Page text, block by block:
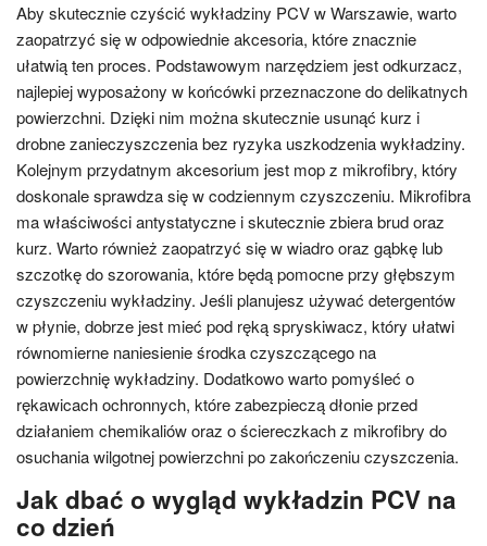
Aby skutecznie czyścić wykładziny PCV w Warszawie, warto
zaopatrzyć się w odpowiednie akcesoria, które znacznie
ułatwią ten proces. Podstawowym narzędziem jest odkurzacz,
najlepiej wyposażony w końcówki przeznaczone do delikatnych
powierzchni. Dzięki nim można skutecznie usunąć kurz i
drobne zanieczyszczenia bez ryzyka uszkodzenia wykładziny.
Kolejnym przydatnym akcesorium jest mop z mikrofibry, który
doskonale sprawdza się w codziennym czyszczeniu. Mikrofibra
ma właściwości antystatyczne i skutecznie zbiera brud oraz
kurz. Warto również zaopatrzyć się w wiadro oraz gąbkę lub
szczotkę do szorowania, które będą pomocne przy głębszym
czyszczeniu wykładziny. Jeśli planujesz używać detergentów
w płynie, dobrze jest mieć pod ręką spryskiwacz, który ułatwi
równomierne naniesienie środka czyszczącego na
powierzchnię wykładziny. Dodatkowo warto pomyśleć o
rękawicach ochronnych, które zabezpieczą dłonie przed
działaniem chemikaliów oraz o ściereczkach z mikrofibry do
osuchania wilgotnej powierzchni po zakończeniu czyszczenia.
Jak dbać o wygląd wykładzin PCV na
co dzień